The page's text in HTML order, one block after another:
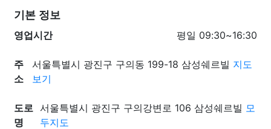
기본 정보
영업시간
평일 09:30~16:30
주
소
서울특별시 광진구 구의동 199-18 삼성쉐르빌 지도
보기
도로
명
서울특별시 광진구 구의강변로 106 삼성쉐르빌 모
두지도